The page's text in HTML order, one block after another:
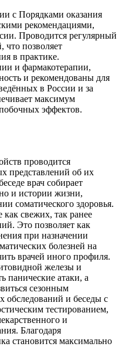
с Порядками оказания
рекомендациями,
Проводится регулярный
позволяет
в практике.
и фармакотерапии,
и рекомендованы для
в России и за
максимум
эффектов.
проводится
представлений об их
врач собирает
и истории жизни,
соматического здоровья.
свежих, так ранее
Это позволяет как
при назначении
болезней на
врачей иного профиля.
железы и
панические атаки, а
сезонным
обследований и беседы с
тестированием,
и
Благодаря
становится максимально